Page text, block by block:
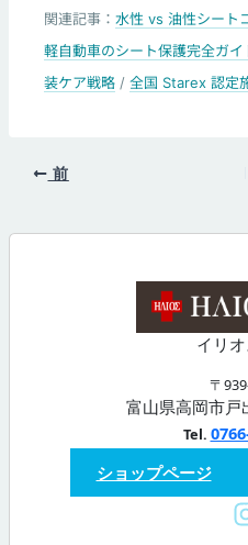
関連記事：水性 vs 油性シート
軽自動車のシート保護完全ガイ
装ケア戦略 /全国 Starex 認定
前
イリ
〒
富山県高岡市戸
Tel.
ショップページ